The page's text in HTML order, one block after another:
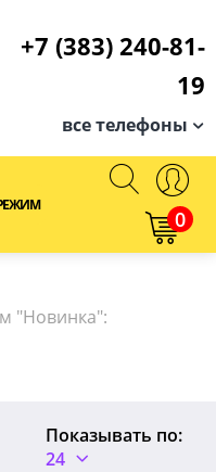
+7 (383) 240-81-
19
все телефоны
0
"Новинка":
Показывать по:
24